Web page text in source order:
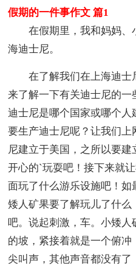
假期的一件事作文 篇1
在假期里，我和妈妈、
海迪士尼。
在了解我们在上海迪士
来了解一下有关迪士尼的
迪士尼是哪个国家或哪个
要生产迪士尼呢？让我们
尼建立于美国，之所以要
开心的`玩耍吧！接下来就
面玩了什么游乐设施吧！
矮人矿果要了解玩儿了什
吧。说起刺激，车。小矮
的坡，紧接着就是一个俯
尖叫声，其他声音都没有